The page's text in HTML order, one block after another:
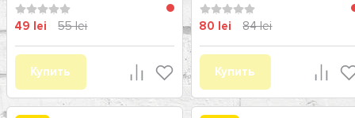
49 lei 55 lei
Купить
80 lei 84 lei
Купить